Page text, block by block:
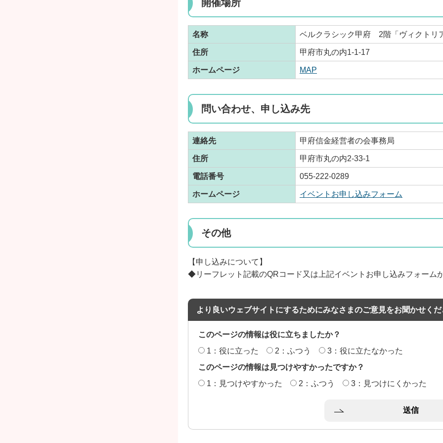
開催場所
名称 ベルクラシック甲府 2階「ヴィクトリ
住所 甲府市丸の内1-1-17
ホームページ MAP
問い合わせ、申し込み先
連絡先 甲府信金経営者の会事務局
住所 甲府市丸の内2-33-1
電話番号 055-222-0289
ホームページ イベントお申し込みフォーム
その他
【申し込みについて】
◆リーフレット記載のQRコード又は上記イベントお申し込みフォーム
より良いウェブサイトにするためにみなさまのご意見をお聞かせく
このページの情報は役に立ちましたか？
1：役に立った
2：ふつう
3：役に立たなかった
このページの情報は見つけやすかったですか？
1：見つけやすかった
2：ふつう 3：見つけにくかった